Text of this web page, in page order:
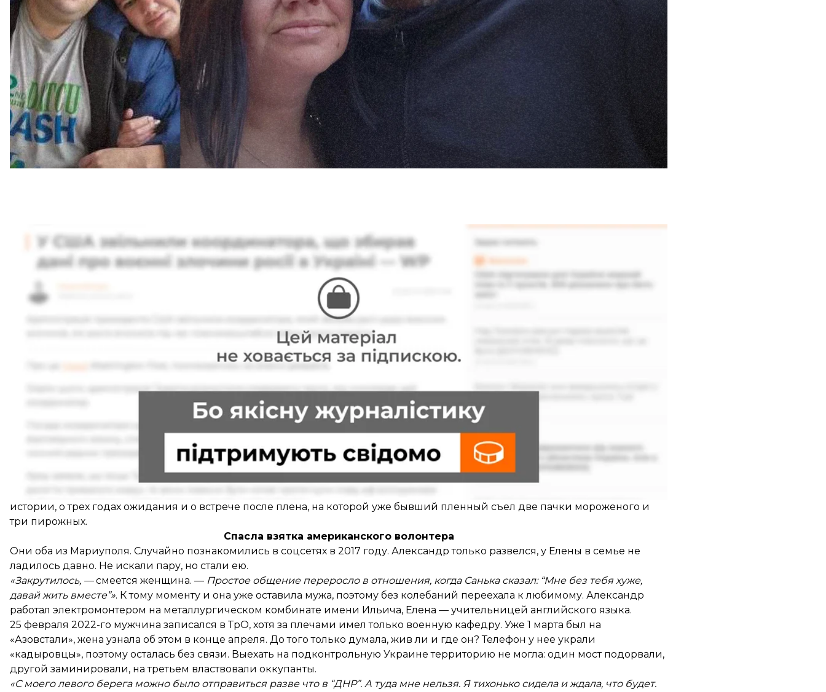
Підтримати
А потом она поехала к нему на встречу, с вкусностями. Когда увидела, подкосились ноги. Если бы не знала, если бы он не
Напротив стоял не ее красавец-муж, а измученный дед. 52-летний Александр Страфун потерял в российском плену более 50
килограммов. Он обнял жену, провел рукой по ее лицу:
«Мы найдем косметолога, чтобы вытереть твои морщинки».
истории, о трех годах ожидания и о встрече после плена, на которой уже бывший пленный съел две пачки мороженого и
три пирожных.
Спасла взятка американского волонтера
Они оба из Мариуполя. Случайно познакомились в соцсетях в 2017 году. Александр только развелся, у Елены в семье не
ладилось давно. Не искали пару, но стали ею.
«Закрутилось, —смеется женщина. — Простое общение переросло в отношения, когда Санька сказал: “Мне без тебя хуже,
давай жить вместе”». К тому моменту и она уже оставила мужа, поэтому без колебаний переехала к любимому. Александр
работал электромонтером на металлургическом комбинате имени Ильича, Елена — учительницей английского языка.
25 февраля 2022-го мужчина записался в ТрО, хотя за плечами имел только военную кафедру. Уже 1 марта был на
«Азовстали», жена узнала об этом в конце апреля. До того только думала, жив ли и где он? Телефон у нее украли
«кадыровцы», поэтому осталась без связи. Выехать на подконтрольную Украине территорию не могла: один мост подорвали,
другой заминировали, на третьем властвовали оккупанты.
«С моего левого берега можно было отправиться разве что в “ДНР”. А туда мне нельзя. Я тихонько сидела и ждала, что будет.